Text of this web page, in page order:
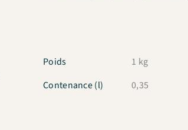
Poids
1 kg
Contenance (l)
0,35